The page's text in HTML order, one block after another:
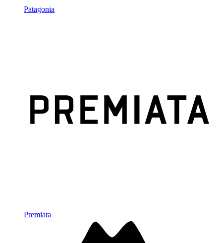
Patagonia
Premiata